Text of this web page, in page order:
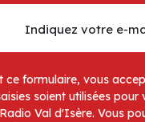
ce formulaire, vous
soient utilisées pour
Val d'Isère. Vous